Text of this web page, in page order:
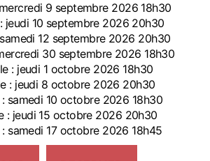
Petite salle : mercredi 9 septembre 2026 18h30
Petite salle : jeudi 10 septembre 2026 20h30
Petite salle : samedi 12 septembre 2026 20h30
salle : mercredi 30 septembre 2026 18h30
Petite salle : jeudi 1 octobre 2026 18h30
Petite salle : jeudi 8 octobre 2026 20h30
Petite salle : samedi 10 octobre 2026 18h30
Petite salle : jeudi 15 octobre 2026 20h30
Petite salle : samedi 17 octobre 2026 18h45